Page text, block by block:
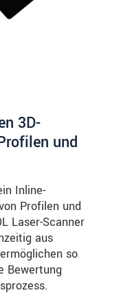
3D-
und
Inline-
Profilen und
Laser-Scanner
aus
so
Bewertung